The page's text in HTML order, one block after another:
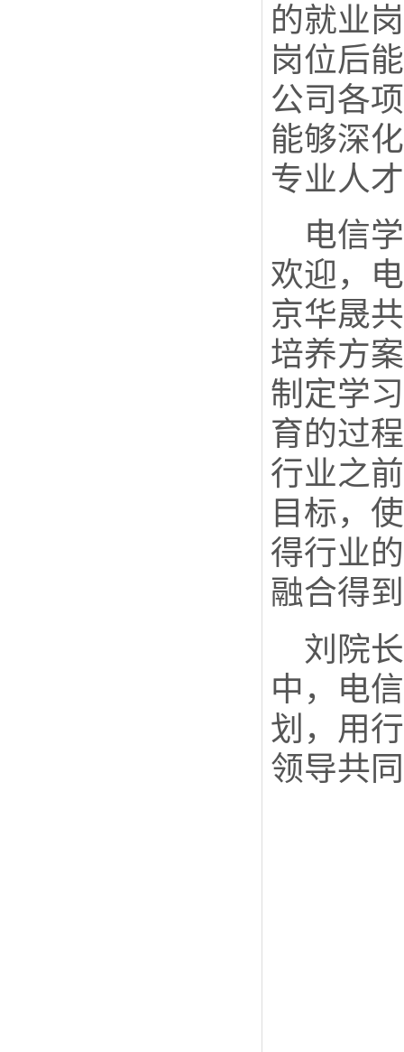
的就业
岗位后
公司各
能够深
专业人
电信
欢迎，
京华晟
培养方
制定学
育的过
行业之
目标，
得行业
融合得
刘院
中，电
划，用
领导共